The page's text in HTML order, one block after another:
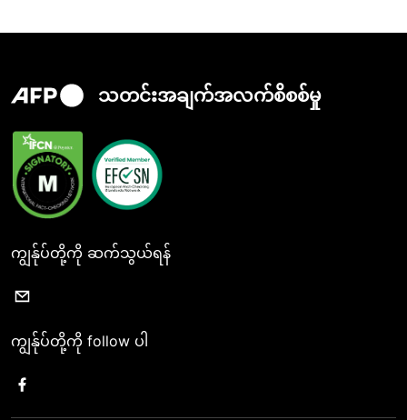
သတင်းအချက်အလက်စိစစ်မှု
ကျွန်ုပ်တို့ကို ဆက်သွယ်ရန်
ကျွန်ုပ်တို့ကို follow ပါ